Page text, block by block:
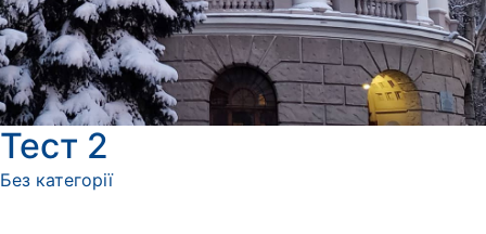
Тест 2
Без категорії